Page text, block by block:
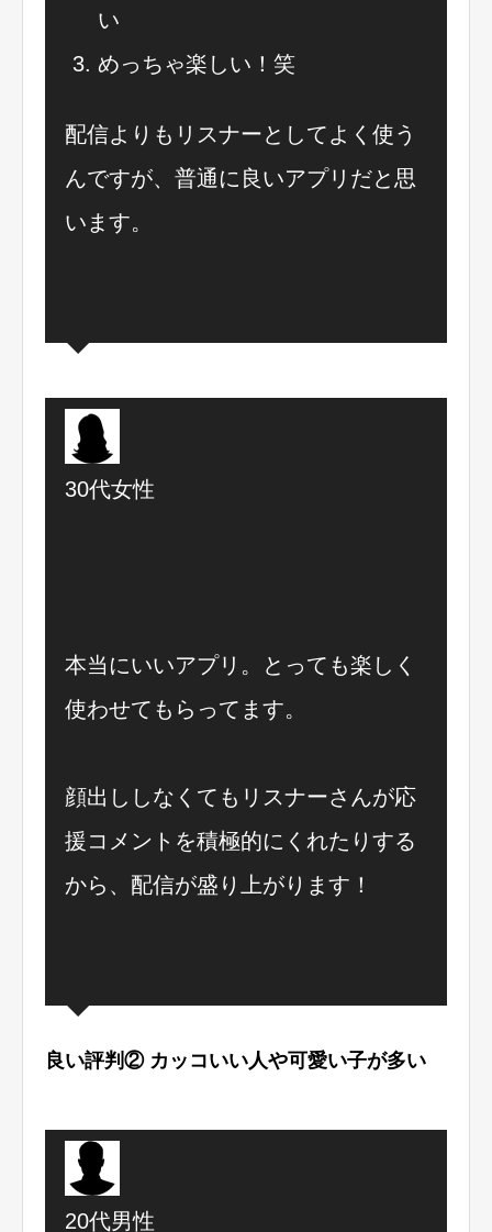
い
めっちゃ楽しい！笑
配信よりもリスナーとしてよく使う
んですが、普通に良いアプリだと思
います。
30代女性
本当にいいアプリ。とっても楽しく
使わせてもらってます。
顔出ししなくてもリスナーさんが応
援コメントを積極的にくれたりする
から、配信が盛り上がります！
良い評判② カッコいい人や可愛い子が多い
20代男性